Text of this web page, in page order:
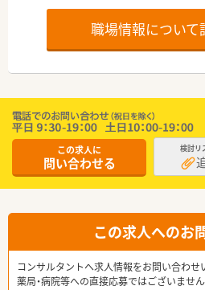
職場情報について
この求人に
問い合わせる
検討リ
この求人へのお
コンサルタントへ求人情報をお問い合わせ
薬局・病院等への直接応募ではございません